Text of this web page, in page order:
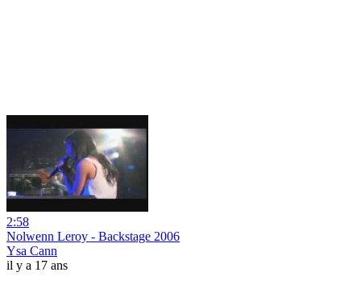
2:58
Nolwenn Leroy - Backstage 2006
Ysa Cann
il y a 17 ans